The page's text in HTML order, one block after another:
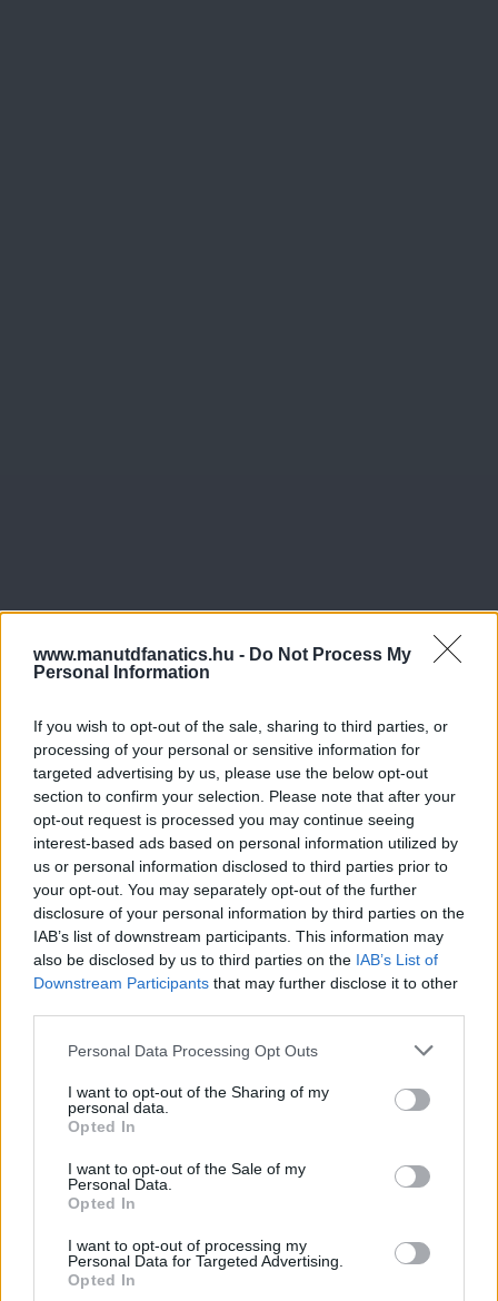
www.manutdfanatics.hu - Do Not Process My
Personal Information
If you wish to opt-out of the sale, sharing to third parties, or
processing of your personal or sensitive information for
targeted advertising by us, please use the below opt-out
section to confirm your selection. Please note that after your
opt-out request is processed you may continue seeing
interest-based ads based on personal information utilized by
us or personal information disclosed to third parties prior to
your opt-out. You may separately opt-out of the further
disclosure of your personal information by third parties on the
IAB’s list of downstream participants. This information may
also be disclosed by us to third parties on the IAB’s List of
Downstream Participants that may further disclose it to other
Please note that this website/app uses one or more Google
not limited to your visit or usage behaviour. You may click to
grant or deny consent to Google and its third-party tags to
use your data for below specified purposes in below Google
consent section.
Personal Data Processing Opt Outs
I want to opt-out of the Sharing of my
personal data.
Opted In
I want to opt-out of the Sale of my
Personal Data.
Opted In
I want to opt-out of processing my
Personal Data for Targeted Advertising.
Opted In